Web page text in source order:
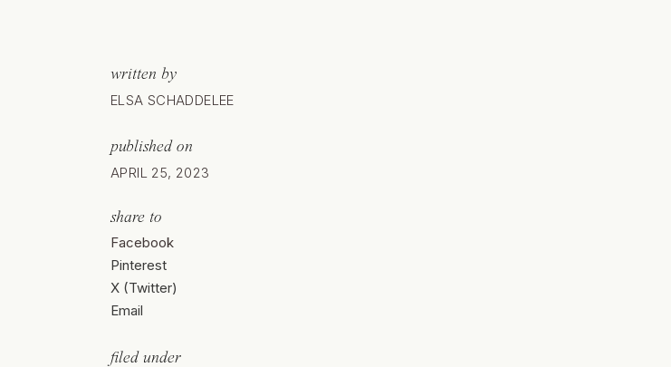
written by
ELSA SCHADDELEE
published on
APRIL 25, 2023
share to
Facebook
Pinterest
X (Twitter)
Email
filed under